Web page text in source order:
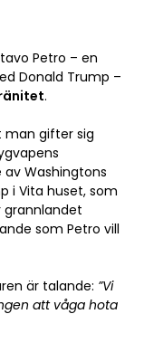
Petro – en
Donald Trump –
.
man gifter sig
Washingtons
i Vita huset, som
grannlandet
som Petro vill
är talande: ”Vi
att våga hota